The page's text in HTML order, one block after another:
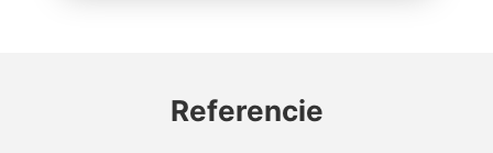
Referencie